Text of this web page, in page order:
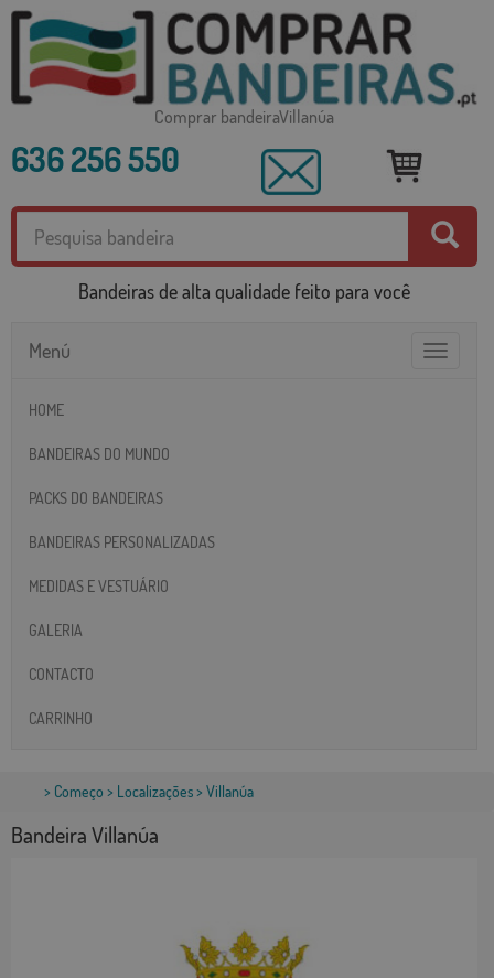
Comprar bandeiraVillanúa
636 256 550
Bandeiras de alta qualidade feito para você
Toggle
Menú
HOME
BANDEIRAS DO MUNDO
PACKS DO BANDEIRAS
BANDEIRAS PERSONALIZADAS
MEDIDAS E VESTUÁRIO
GALERIA
CONTACTO
CARRINHO
> Começo > Localizações> Villanúa
Bandeira Villanúa